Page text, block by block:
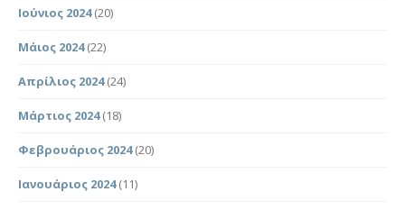
Ιούνιος 2024(20)
Μάιος 2024(22)
Απρίλιος 2024(24)
Μάρτιος 2024(18)
Φεβρουάριος 2024(20)
Ιανουάριος 2024(11)